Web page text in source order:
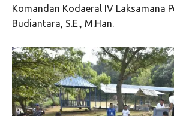
Komandan Kodaeral IV Laksamana
Budiantara, S.E., M.Han.